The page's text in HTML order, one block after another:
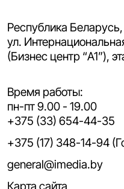
Республика
ул.
(Бизнес центр “A1”),
Время работы:
пн-пт 9.00 - 19.00
+375 (33) 654-44-35
+375 (17) 348-14-94
general@imedia.by